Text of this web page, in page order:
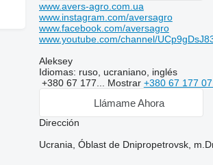
www.avers-agro.com.ua
www.instagram.com/aversagro
www.facebook.com/aversagro
www.youtube.com/channel/
Aleksey
Idiomas: ruso, ucraniano, inglés
+380 67 177... Mostrar +380 67 177
Llámame Ahora
Dirección
Ucrania, Óblast de Dnipropetrovsk,